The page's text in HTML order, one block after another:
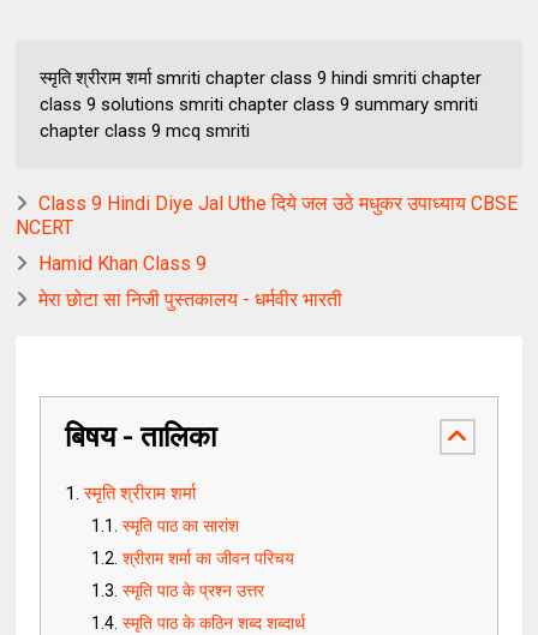
स्मृति श्रीराम शर्मा smriti chapter class 9 hindi smriti chapter
class 9 solutions smriti chapter class 9 summary smriti
chapter class 9 mcq smriti
Class 9 Hindi Diye Jal Uthe दिये जल उठे मधुकर उपाध्याय CBSE
NCERT
Hamid Khan Class 9
मेरा छोटा सा निजी पुस्तकालय - धर्मवीर भारती
बिषय - तालिका
स्मृति श्रीराम शर्मा
स्मृति पाठ का सारांश
श्रीराम शर्मा का जीवन परिचय
स्मृति पाठ के प्रश्न उत्तर
स्मृति पाठ के कठिन शब्द शब्दार्थ